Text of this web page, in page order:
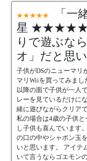
★★★★★
「一
星
りで遊ぶな
オ」だと思い
子供がDSのニューマリ
マリWiiを買ってみまし
以降の面で子供が一人
レーを見ているだけに
緒に遊びながらクリア
私の場合は4歳の子供
し子供も喜んでいます
の口の中やシャボン玉
いと思います。 アイテ
いて言うならゴエモン